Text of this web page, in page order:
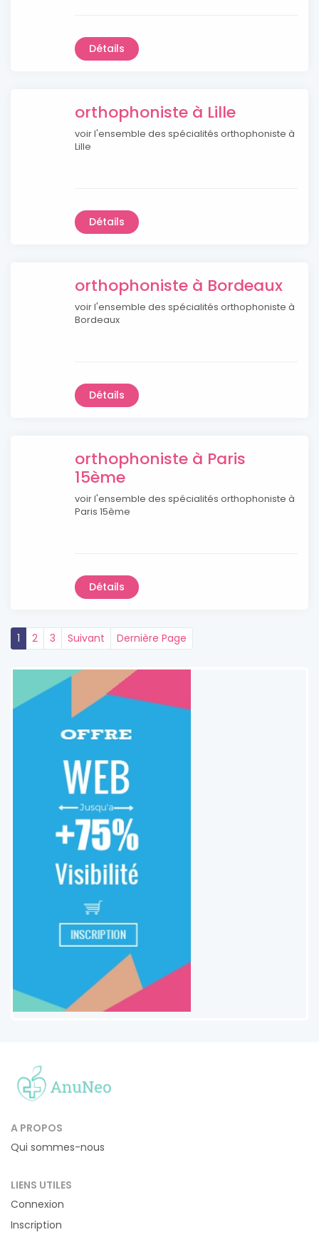
Détails
orthophoniste à Lille
voir l'ensemble des spécialités orthophoniste à
Lille
Détails
orthophoniste à Bordeaux
voir l'ensemble des spécialités orthophoniste à
Bordeaux
Détails
orthophoniste à Paris
15ème
voir l'ensemble des spécialités orthophoniste à
Paris 15ème
Détails
1 2 3 Suivant Dernière Page
A PROPOS
Qui sommes-nous
LIENS UTILES
Connexion
Inscription